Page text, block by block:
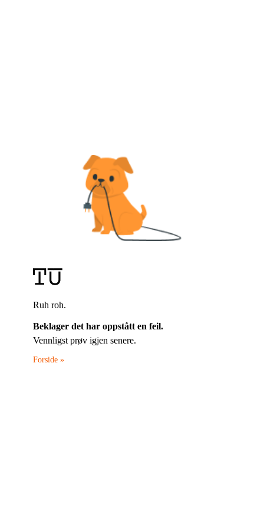
Ruh roh.
Beklager det har oppstått en feil.
Vennligst prøv igjen senere.
Forside »